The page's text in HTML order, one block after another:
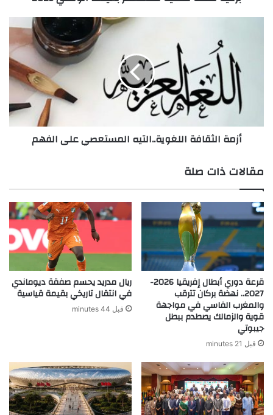
المستعصي
أزمة الثقافة اللغوية..التيه المستعصي على الفهم
مقالات ذات صلة
قرعة دوري أبطال إفريقيا 2026-
2027.. نهضة بركان تترقب
والمغرب الفاسي في مواجهة
قوية والزمالك يصطدم ببطل
جيبوتي
قبل 21 minutes
ريال مدريد يحسم صفقة ديوماندي
في انتقال تاريخي بقيمة قياسية
قبل 44 minutes